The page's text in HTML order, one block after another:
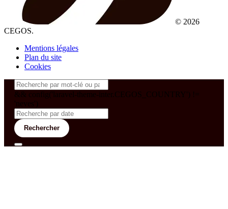
© 2026
CEGOS.
Mentions légales
Plan du site
Cookies
&& config('laravel-theme-inter.CEGOS_COUNTRY') !=
'neves')
Rechercher